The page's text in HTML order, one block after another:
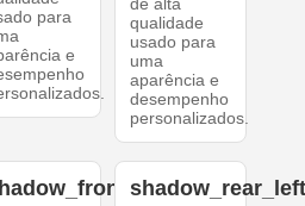
para
e
de alta
qualidade
usado para
uma
aparência e
desempenho
personalizados.